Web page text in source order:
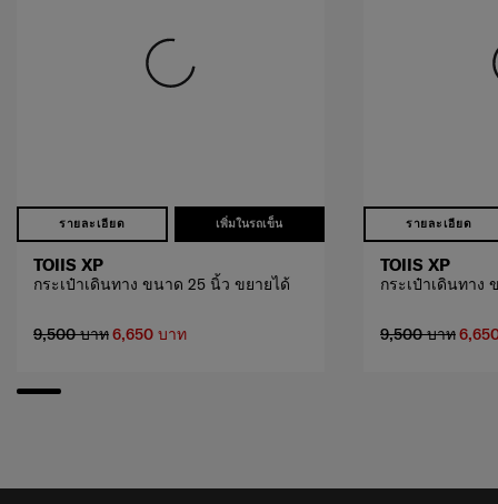
รายละเอียด เพิ่มในรถเข็น
TOIIS XP
กระเป๋าเดินทาง ขนาด 25 นิ้ว ขยายได้
9,500 บาท6,650 บาท
รายละเอียด
TOIIS XP
กระเป๋าเดินทาง
9,500 บาท